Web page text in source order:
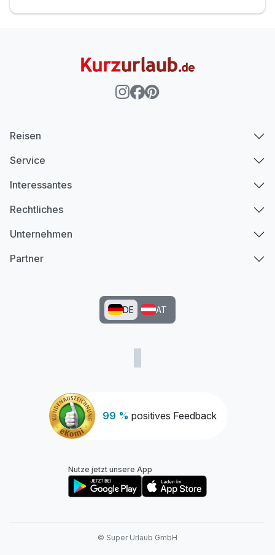
99 % positives Feedback
Reisen
Service
Interessantes
Rechtliches
Unternehmen
Partner
DE AT
Nutze jetzt unsere App
© Super Urlaub GmbH